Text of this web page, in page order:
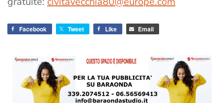
Facebook Tweet Like Email